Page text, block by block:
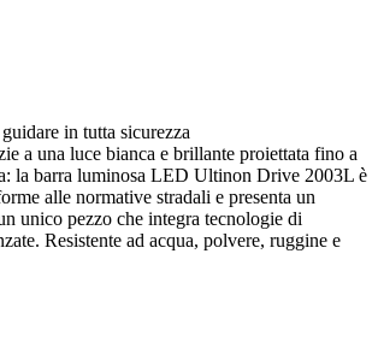
in tutta sicurezza
a una luce bianca e brillante proiettata fino a
la barra luminosa LED Ultinon Drive 2003L è
alle normative stradali e presenta un
unico pezzo che integra tecnologie di
Resistente ad acqua, polvere, ruggine e